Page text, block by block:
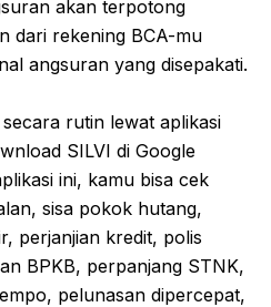
akan terpotong
dari rekening BCA-mu
angsuran yang disepakati.
rutin lewat aplikasi
SILVI di Google
ini, kamu bisa cek
sisa pokok hutang,
perjanjian kredit, polis
BPKB, perpanjang STNK,
pelunasan dipercepat,